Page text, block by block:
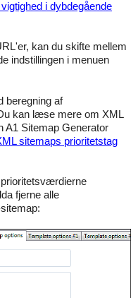
vigtighed i dybdegående
kan du skifte mellem
indstillingen i menuen
beregning af
kan læse mere om XML
A1 Sitemap Generator
sitemaps prioritetstag
fjerne alle